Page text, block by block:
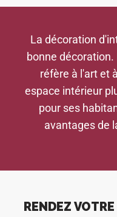
La décoration
bonne
réfère à l'art et
espace intérieur
pour ses
avantages de
RENDEZ